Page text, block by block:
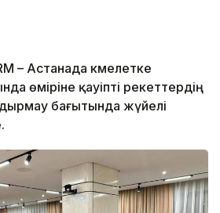
– Астанада кәмелетке
өміріне қауіпті әрекеттердің
бағытында жүйелі